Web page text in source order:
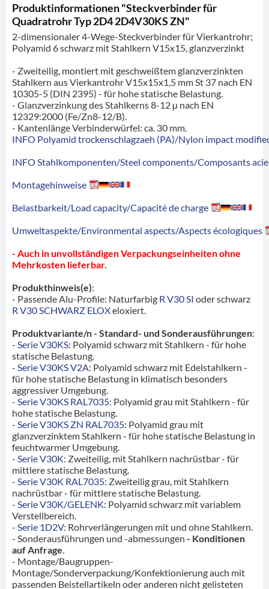
Produktinformationen "Steckverbinder für
Quadratrohr Typ 2D4 2D4V30KS ZN"
2-dimensionaler 4-Wege-Steckverbinder für Vierkantrohr;
Polyamid 6 schwarz mit Stahlkern V15x15, glanzverzinkt
- Zweiteilig, montiert mit geschweißtem glanzverzinkten
Stahlkern aus Vierkantrohr V15x15x1,5 mm St 37 nach EN
10305-5 (DIN 2395) - für hohe statische Belastung.
- Glanzverzinkung des Stahlkerns 8-12 µ nach EN
12329:2000 (Fe/Zn8-12/B).
- Kantenlänge Verbinderwürfel: ca. 30 mm.
INFO Polyamid trockenschlagzaeh (PA)/Nylon impact
INFO Stahlkomponenten/Steel components/Composants
Montagehinweise
Belastbarkeit/Load capacity/Capacité de charge
Umweltaspekte/Environmental aspects/Aspects écologiques
- Auch in unvollständigen Verpackungseinheiten ohne
Mehrkosten lieferbar.
Produkthinweis(e):
- Passende Alu-Profile: Naturfarbig R V30 SI oder schwarz
R V30 SCHWARZ ELOXeloxiert.
Produktvariante/n - Standard- und Sonderausführungen:
- Serie V30KS: Polyamid schwarz mit Stahlkern - für hohe
statische Belastung.
- Serie V30KS V2A: Polyamid schwarz mit Edelstahlkern -
für hohe statische Belastung in klimatisch besonders
aggressiver Umgebung.
- Serie V30KS RAL7035: Polyamid grau mit Stahlkern - für
hohe statische Belastung.
- Serie V30KS ZN RAL7035: Polyamid grau mit
glanzverzinktem Stahlkern - für hohe statische Belastung in
feuchtwarmer Umgebung.
- Serie V30K: Zweiteilig, mit Stahlkern nachrüstbar - für
mittlere statische Belastung.
- Serie V30K RAL7035: Zweiteilig grau, mit Stahlkern
nachrüstbar - für mittlere statische Belastung.
- Serie V30K/GELENK: Polyamid schwarz mit variablem
Verstellbereich.
- Serie 1D2V: Rohrverlängerungen mit und ohne Stahlkern.
- Sonderausführungen und -abmessungen - Konditionen
auf Anfrage
- Montage/Baugruppen-
Montage/Sonderverpackung/Konfektionierung auch mit
passenden Beistellartikeln oder anderen nicht gelisteten